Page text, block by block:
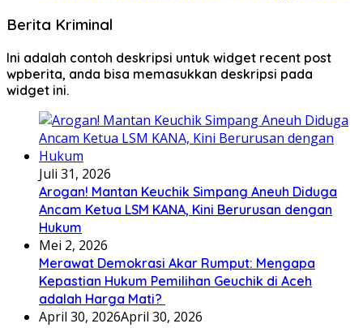
Berita Kriminal
Ini adalah contoh deskripsi untuk widget recent post
wpberita, anda bisa memasukkan deskripsi pada
widget ini.
Juli 31, 2026
Arogan! Mantan Keuchik Simpang Aneuh Diduga
Ancam Ketua LSM KANA, Kini Berurusan dengan
Hukum
Mei 2, 2026
Merawat Demokrasi Akar Rumput: Mengapa
Kepastian Hukum Pemilihan Geuchik di Aceh
adalah Harga Mati? ‎
April 30, 2026April 30, 2026